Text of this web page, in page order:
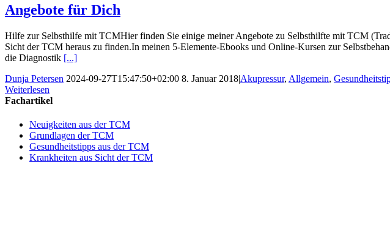
Angebote für Dich
Hilfe zur Selbsthilfe mit TCMHier finden Sie einige meiner Angebote zu Selbsthilfte mit TCM
Sicht der TCM heraus zu finden.In meinen 5-Elemente-Ebooks und Online-Kursen zur
die Diagnostik [...]
Dunja Petersen 2024-09-27T15:47:50+02:00 8. Januar 2018|Akupressur, Allgemein,
Weiterlesen
Fachartikel
Neuigkeiten aus der TCM
Grundlagen der TCM
Gesundheitstipps aus der TCM
Krankheiten aus Sicht der TCM